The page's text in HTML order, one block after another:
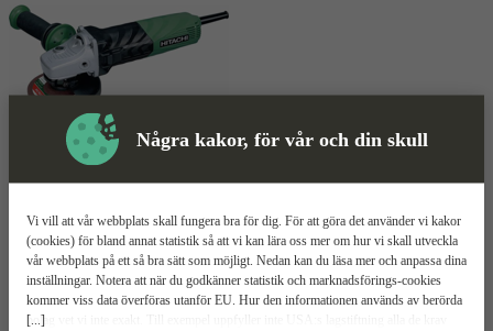
Några kakor, för vår och din skull
[...]
Vi vill att vår webbplats skall fungera bra för dig. För att göra det använder vi kakor
(cookies) för bland annat statistik så att vi kan lära oss mer om hur vi skall utveckla
vår webbplats på ett så bra sätt som möjligt. Nedan kan du läsa mer och anpassa dina
inställningar. Notera att när du godkänner statistik och marknadsförings-cookies
kommer viss data överföras utanför EU. Hur den informationen används av berörda
bolag vet vi inte exakt. Till exempel uppfyller inte USA:s lagstiftning alla de krav
Vinkelslip Mer information
HiKOKI G13VA